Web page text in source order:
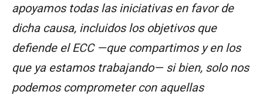
apoyamos todas las iniciativas en favor de
dicha causa, incluidos los objetivos que
defiende el ECC —que compartimos y en los
que ya estamos trabajando— si bien, solo nos
podemos comprometer con aquellas